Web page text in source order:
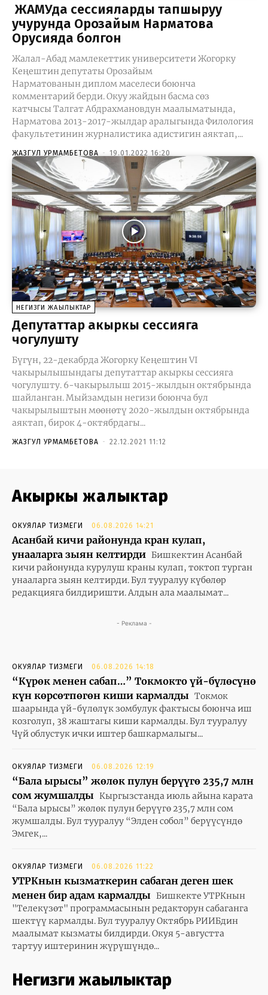
ЖАМУда сессияларды тапшыруу
учурунда Орозайым Нарматова
Орусияда болгон
Жалал-Абад мамлекеттик университети Жогорку
Кеңештин депутаты Орозайым
Нарматованын диплом маселеси боюнча
комментарий берди. Окуу жайдын басма сөз
катчысы Талгат Абдрахмановдун маалыматында,
Нарматова 2013-2017-жылдар аралыгында Филология
факультетинин журналистика адистигин аяктап,...
ЖАЗГУЛ УРМАМБЕТОВА - 19.01.2022 16:20
НЕГИЗГИ ЖАҢЫЛЫКТАР
Депутаттар акыркы сессияга
чогулушту
Бүгүн, 22-декабрда Жогорку Кеңештин VI
чакырылышындагы депутаттар акыркы сессияга
чогулушту. 6-чакырылыш 2015-жылдын октябрында
шайланган. Мыйзамдын негизи боюнча бул
чакырылыштын мөөнөтү 2020-жылдын октябрында
аяктап, бирок 4-октябрдагы...
ЖАЗГУЛ УРМАМБЕТОВА - 22.12.2021 11:12
Акыркы жаңлыктар
ОКУЯЛАР ТИЗМЕГИ 06.08.2026 14:21
Асанбай кичи районунда кран кулап,
унааларга зыян келтирди Бишкектин Асанбай
кичи районунда курулуш краны кулап, токтоп турган
унааларга зыян келтирди. Бул тууралуу күбөлөр
редакцияга билдиришти. Алдын ала маалымат...
- Реклама -
ОКУЯЛАР ТИЗМЕГИ 06.08.2026 14:18
“Күрөк менен сабап…” Токмокто үй-бүлөсүнө
күн көрсөтпөгөн киши кармалды Токмок
шаарында үй-бүлөлүк зомбулук фактысы боюнча иш
козголуп, 38 жаштагы киши кармалды. Бул тууралуу
Чүй облустук ички иштер башкармалыгы...
ОКУЯЛАР ТИЗМЕГИ 06.08.2026 12:19
“Бала ырысы” жөлөк пулун берүүгө 235,7 млн
сом жумшалды Кыргызстанда июль айына карата
“Бала ырысы” жөлөк пулун берүүгө 235,7 млн сом
жумшалды. Бул тууралуу “Элден собол” берүүсүндө
Эмгек,...
ОКУЯЛАР ТИЗМЕГИ 06.08.2026 11:22
УТРКнын кызматкерин сабаган деген шек
менен бир адам кармалды Бишкекте УТРКнын
"Телекүзөт" программасынын редакторун сабаганга
шектүү кармалды. Бул тууралуу Октябрь РИИБдин
маалымат кызматы билдирди. Окуя 5-августта
тартуу иштеринин жүрүшүндө...
Негизги жаңылыктар